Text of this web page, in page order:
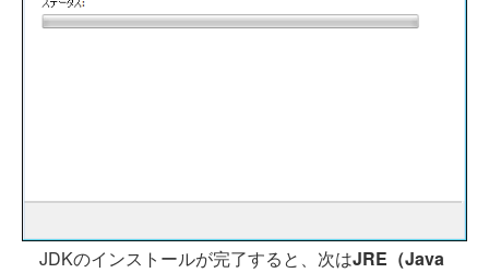
JDKのインストールが完了すると、次はJRE（Java